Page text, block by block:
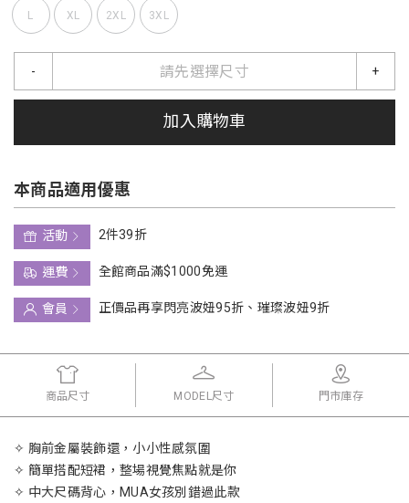
L XL 2XL 3XL
請先選擇尺寸
- +
加入購物車
本商品適用優惠
活動
2件39折
運費
全館商品滿$1000免運
會員
正價品再享閃亮波妞95折、璀璨波妞9折
商品尺寸 MODEL尺寸 門市庫存
✧ 胸前金屬裝飾還，小小性感氛圍
✧ 簡單搭配短裙，整場視覺焦點就是你
✧ 中大尺碼背心，MUA女孩別錯過此款